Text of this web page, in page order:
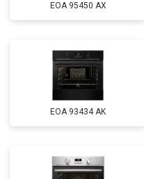
EOA 95450 AX
EOA 93434 AK